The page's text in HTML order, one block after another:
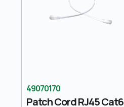
49070170
Patch Cord RJ45 Cat6